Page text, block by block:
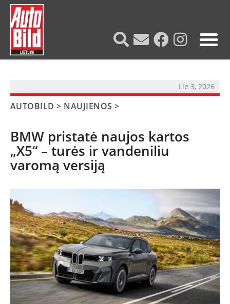
Lie 3, 2026
AUTOBILD > NAUJIENOS >
BMW pristatė naujos kartos
„X5“ – turės ir vandeniliu
varomą versiją